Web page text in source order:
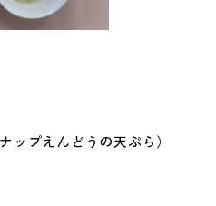
ップえんどうの天ぷら）